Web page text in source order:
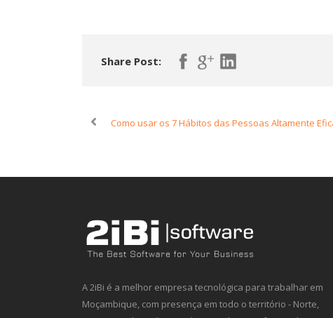
Share Post:
Como usar os 7 Hábitos das Pessoas Altamente
A 2iBi é a melhor empresa tecnológica para trabalhar em
Moçambique, com presença em todo o território - Norte,